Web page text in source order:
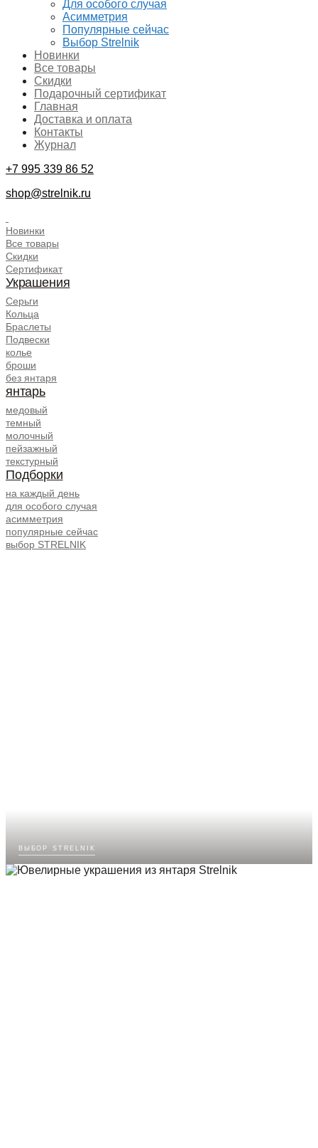
Для особого случая
Асимметрия
Популярные сейчас
Выбор Strelnik
Новинки
Все товары
Скидки
Подарочный сертификат
Главная
Доставка и оплата
Контакты
Журнал
+7 995 339 86 52
shop@strelnik.ru
Новинки
Все товары
Скидки
Сертификат
Украшения
Серьги
Кольца
Браслеты
Подвески
колье
броши
без янтаря
янтарь
медовый
темный
молочный
пейзажный
текстурный
Подборки
на каждый день
для особого случая
асимметрия
популярные сейчас
выбор STRELNIK
выбор strelnik